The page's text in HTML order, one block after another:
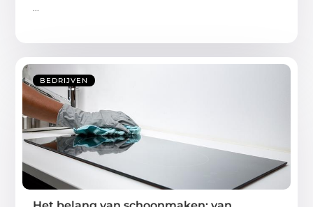
...
BEDRIJVEN